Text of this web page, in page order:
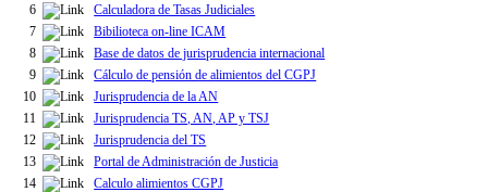
6
Calculadora de Tasas Judiciales
7
Bibilioteca on-line ICAM
8
Base de datos de jurisprudencia internacional
9
Cálculo de pensión de alimientos del CGPJ
10
Jurisprudencia de la AN
11
Jurisprudencia TS, AN, AP y TSJ
12
Jurisprudencia del TS
13
Portal de Administración de Justicia
14
Calculo alimientos CGPJ